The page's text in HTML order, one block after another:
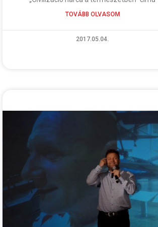
TOVÁBB OLVASOM
2017.05.04.